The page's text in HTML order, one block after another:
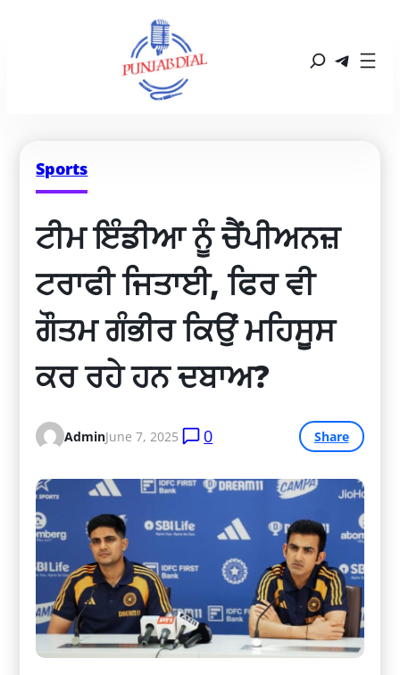
Sports
ਟੀਮ ਇੰਡੀਆ ਨੂੰ ਚੈਂਪੀਅਨਜ਼
ਟਰਾਫੀ ਜਿਤਾਈ, ਫਿਰ ਵੀ
ਗੌਤਮ ਗੰਭੀਰ ਕਿਉਂ ਮਹਿਸੂਸ
ਕਰ ਰਹੇ ਹਨ ਦਬਾਅ?
AdminJune 7, 2025 0 Share